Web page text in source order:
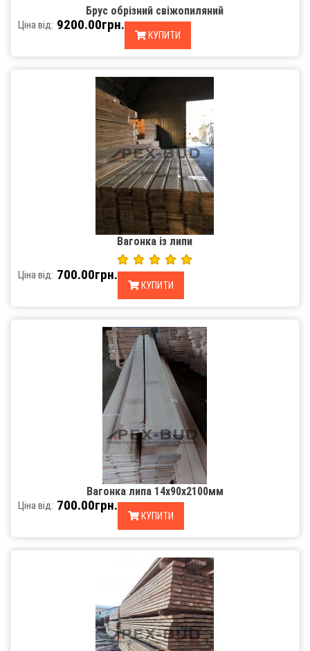
Брус обрізний свіжопиляний
Ціна від: 9200.00грн.
КУПИТИ
Вагонка із липи
Ціна від: 700.00грн.
КУПИТИ
Вагонка липа 14х90х2100мм
Ціна від: 700.00грн.
КУПИТИ